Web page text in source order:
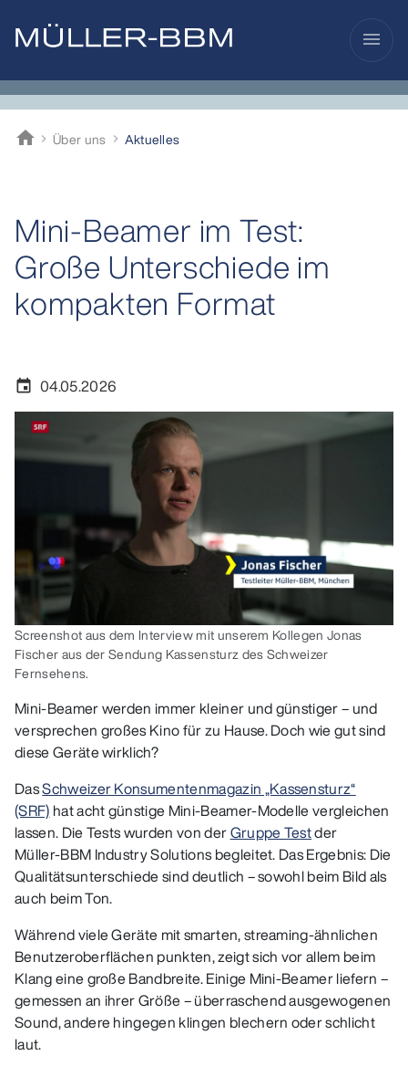
menu
home
Müller-BBMÜber uns Aktuelles
Mini‑Beamer im Test:
Große Unterschiede im
kompakten Format
event 04.05.2026
Screenshot aus dem Interview mit unserem Kollegen Jonas
Fischer aus der Sendung Kassensturz des Schweizer
Fernsehens.
Mini‑Beamer werden immer kleiner und günstiger – und
versprechen großes Kino für zu Hause. Doch wie gut sind
diese Geräte wirklich?
DasSchweizer Konsumentenmagazin „Kassensturz“
(SRF) hat acht günstige Mini‑Beamer‑Modelle vergleichen
lassen. Die Tests wurden von derGruppe Testder
Müller‑BBM Industry Solutions begleitet. Das Ergebnis: Die
Qualitätsunterschiede sind deutlich – sowohl beim Bild als
auch beim Ton.
Während viele Geräte mit smarten, streaming‑ähnlichen
Benutzeroberflächen punkten, zeigt sich vor allem beim
Klang eine große Bandbreite. Einige Mini‑Beamer liefern –
gemessen an ihrer Größe – überraschend ausgewogenen
Sound, andere hingegen klingen blechern oder schlicht
laut.